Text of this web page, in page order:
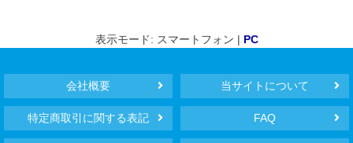
表示モード: スマートフォン | PC
会社概要 当サイトについて
特定商取引に関する表記 FAQ